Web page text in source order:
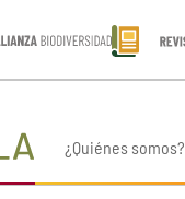
¿Quiénes somos?